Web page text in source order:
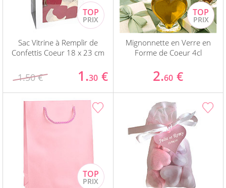
Sac Vitrine à Remplir de
Confettis Coeur 18 x 23 cm
1.50 € 1.30 €
Mignonnette en Verre en
Forme de Coeur 4cl
2.60 €